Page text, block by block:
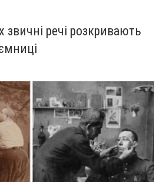
звичні речі розкривають